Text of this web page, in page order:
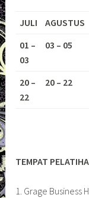
JULI AGUSTUS
01 –
03
03 – 05
20 –
22
20 – 22
TEMPAT
1. Grage Business